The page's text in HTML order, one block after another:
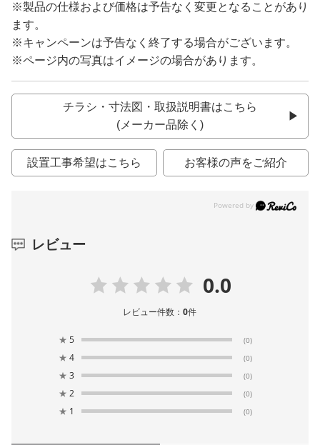
※製品の仕様および価格は予告なく変更となることがあり
ます。
※キャンペーンは予告なく終了する場合がございます。
※ページ内の写真はイメージの場合があります。
チラシ・寸法図・取扱説明書はこちら
(メーカー品除く)
設置工事希望はこちら お客様の声をご紹介
レビュー
0.0
レビュー件数：0件
★ 5 (0)
★ 4 (0)
★ 3 (0)
★ 2 (0)
★ 1 (0)